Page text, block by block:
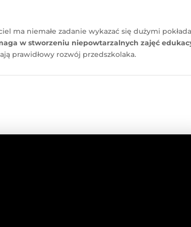
ma niemałe zadanie wykazać się dużymi
w stworzeniu niepowtarzalnych zajęć
prawidłowy rozwój przedszkolaka.